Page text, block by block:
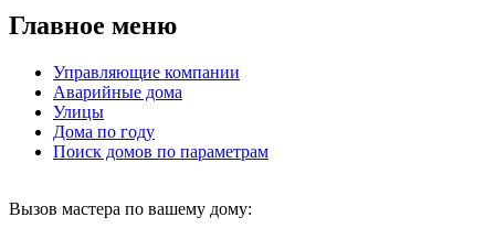
Главное меню
Управляющие компании
Аварийные дома
Улицы
Дома по году
Поиск домов по параметрам
Вызов мастера по вашему дому: